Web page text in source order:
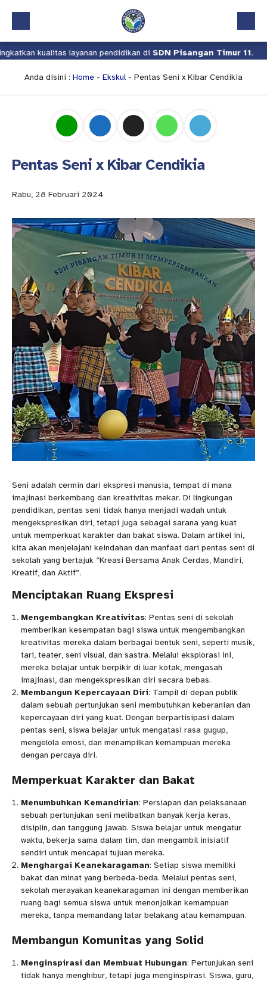
Beranda
Profil
Kalender Akademik
Download
Lapor
kualitas layanan pendidikan diSDN Pisangan Timur 11.
Anda disini : Home - Ekskul - Pentas Seni x Kibar Cendikia
Pentas Seni x Kibar Cendikia
Rabu, 28 Februari 2024
Seni adalah cermin dari ekspresi manusia, tempat di mana
imajinasi berkembang dan kreativitas mekar. Di lingkungan
pendidikan, pentas seni tidak hanya menjadi wadah untuk
mengekspresikan diri, tetapi juga sebagai sarana yang kuat
untuk memperkuat karakter dan bakat siswa. Dalam artikel ini,
kita akan menjelajahi keindahan dan manfaat dari pentas seni di
sekolah yang bertajuk “Kreasi Bersama Anak Cerdas, Mandiri,
Kreatif, dan Aktif”.
Menciptakan Ruang Ekspresi
Mengembangkan Kreativitas: Pentas seni di sekolah
memberikan kesempatan bagi siswa untuk mengembangkan
kreativitas mereka dalam berbagai bentuk seni, seperti musik,
tari, teater, seni visual, dan sastra. Melalui eksplorasi ini,
mereka belajar untuk berpikir di luar kotak, mengasah
imajinasi, dan mengekspresikan diri secara bebas.
Membangun Kepercayaan Diri: Tampil di depan publik
dalam sebuah pertunjukan seni membutuhkan keberanian dan
kepercayaan diri yang kuat. Dengan berpartisipasi dalam
pentas seni, siswa belajar untuk mengatasi rasa gugup,
mengelola emosi, dan menampilkan kemampuan mereka
dengan percaya diri.
Memperkuat Karakter dan Bakat
Menumbuhkan Kemandirian: Persiapan dan pelaksanaan
sebuah pertunjukan seni melibatkan banyak kerja keras,
disiplin, dan tanggung jawab. Siswa belajar untuk mengatur
waktu, bekerja sama dalam tim, dan mengambil inisiatif
sendiri untuk mencapai tujuan mereka.
Menghargai Keanekaragaman: Setiap siswa memiliki
bakat dan minat yang berbeda-beda. Melalui pentas seni,
sekolah merayakan keanekaragaman ini dengan memberikan
ruang bagi semua siswa untuk menonjolkan kemampuan
mereka, tanpa memandang latar belakang atau kemampuan.
Membangun Komunitas yang Solid
Menginspirasi dan Membuat Hubungan: Pertunjukan seni
tidak hanya menghibur, tetapi juga menginspirasi. Siswa, guru,